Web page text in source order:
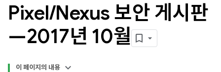
Pixel/Nexus 보안 게시판
—2017년 10월
이 페이지의 내용